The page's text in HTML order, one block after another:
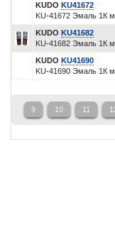
KUDO KU41672
KU-41672 Эмаль 1К
KUDO KU41682
KU-41682 Эмаль 1К
KUDO KU41690
KU-41690 Эмаль 1К
9 10 11